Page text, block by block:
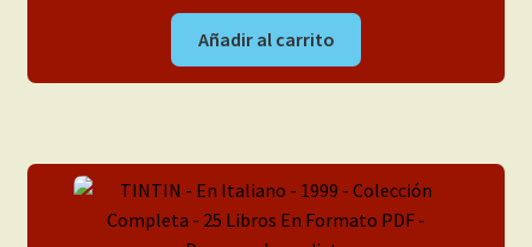
Añadir al carrito